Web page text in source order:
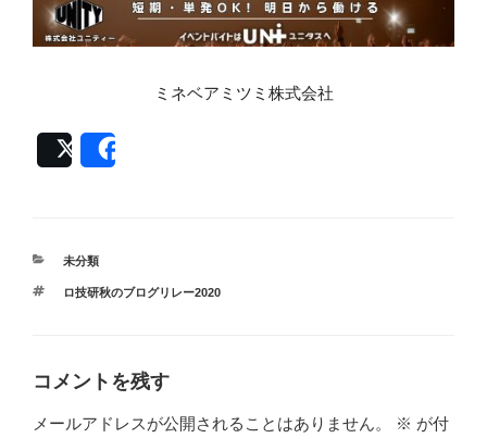
ミネベアミツミ株式会社
Post
カ
ゴ
未分類
タ
ロ技研秋のブログリレー2020
コメントを残す
メールアドレスが公開されることはありません。 ※ が付